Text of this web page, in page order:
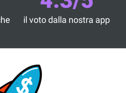
il voto dalla nostra app